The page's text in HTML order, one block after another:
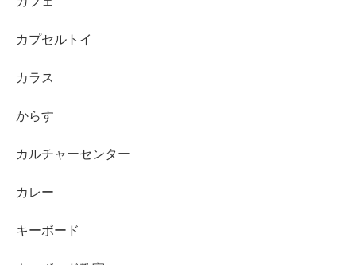
カプセルトイ
カラス
からす
カルチャーセンター
カレー
キーボード